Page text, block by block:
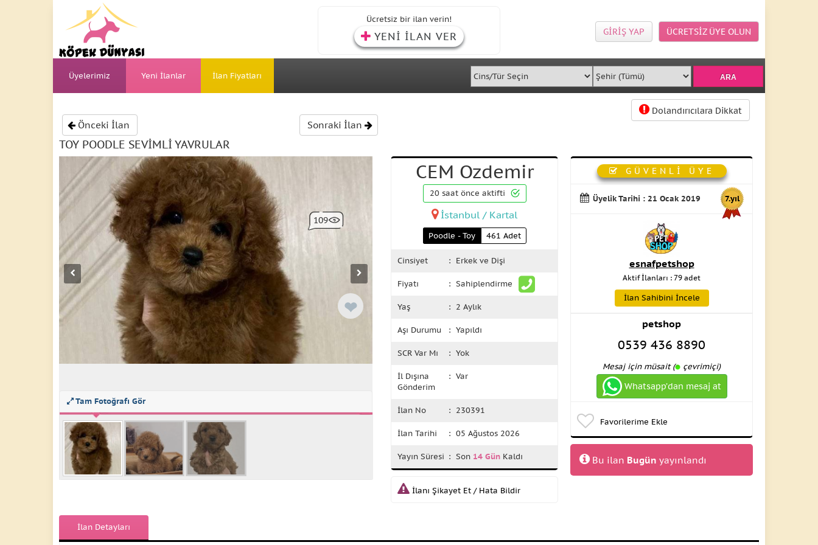
Ücretsiz bir ilan verin!
YENİ İLAN VER ÜCRETSİZ ÜYE OLUN
GİRİŞ YAP
Üyelerimiz Yeni İlanlar İlan Fiyatları
Önceki İlan Sonraki İlan
Dolandırıcılara Dikkat
TOY POODLE SEVİMLİ YAVRULAR
❤
109
Tam Fotoğrafı Gör
CEM Ozdemir
20 saat önce aktifti
İstanbul / Kartal
Poodle - Toy 461 Adet
Cinsiyet : Erkek ve Dişi
Fiyatı : Sahiplendirme
Yaş : 2 Aylık
Aşı Durumu : Yapıldı
SCR Var Mı : Yok
İl Dışına
Gönderim
: Var
İlan No : 230391
İlan Tarihi : 05 Ağustos 2026
Yayın Süresi : Son 14 Gün Kaldı
İlanı Şikayet Et / Hata Bildir
GÜVENLİ ÜYE
Üyelik Tarihi : 21 Ocak 2019 7.yıl
esnafpetshop
Aktif İlanları : 79 adet
İlan Sahibini İncele
petshop
0539 436 8890
Mesaj için müsait ( çevrimiçi)
Whatsapp’dan mesaj at
Favorilerime Ekle
Bu ilan Bugün yayınlandı
İlan Detayları